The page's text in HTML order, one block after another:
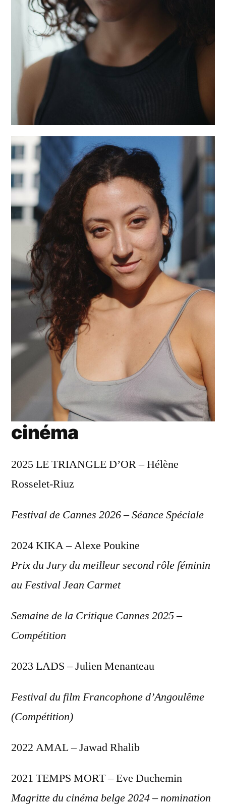
cinéma
2025 LE TRIANGLE D’OR – Hélène
Rosselet-Riuz
Festival de Cannes 2026 – Séance Spéciale
2024 KIKA – Alexe Poukine
Prix du Jury du meilleur second rôle féminin
au Festival Jean Carmet
Semaine de la Critique Cannes 2025 –
Compétition
2023 LADS – Julien Menanteau
Festival du film Francophone d’Angoulême
(Compétition)
2022 AMAL – Jawad Rhalib
2021 TEMPS MORT – Eve Duchemin
Magritte du cinéma belge 2024 – nomination